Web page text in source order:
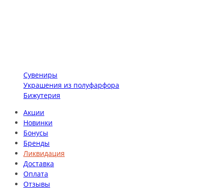
Сувениры
Украшения из полуфарфора
Бижутерия
Акции
Новинки
Бонусы
Бренды
Ликвидация
Доставка
Оплата
Отзывы